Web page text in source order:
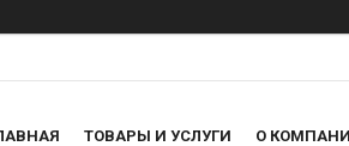
ТОВАРЫ И УСЛУГИ О